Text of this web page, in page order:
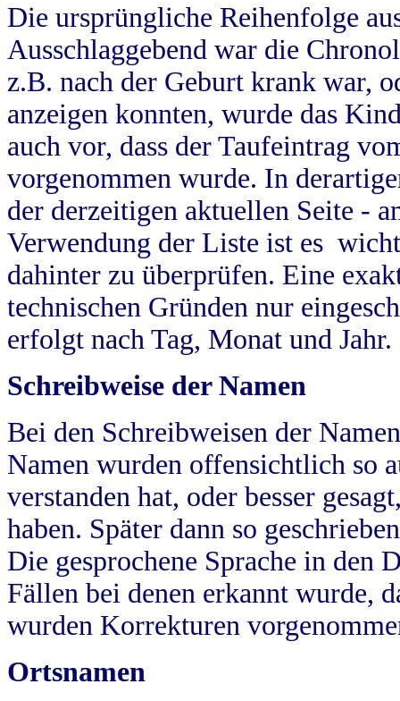
Die ursprüngliche Reihenfolge
Ausschlaggebend war die
z.B. nach der Geburt krank war,
anzeigen konnten, wurde das
auch vor, dass der Taufeintrag
vorgenommen wurde. In
der derzeitigen aktuellen Seite -
Verwendung der Liste ist es
dahinter zu überprüfen. Eine
technischen Gründen nur
erfolgt nach Tag, Monat und Jahr.
Schreibweise der Namen
Bei den Schreibweisen der
Namen wurden offensichtlich so
verstanden hat, oder besser
haben. Später dann so
Die gesprochene Sprache in
Fällen bei denen erkannt wurde,
wurden Korrekturen
Ortsnamen